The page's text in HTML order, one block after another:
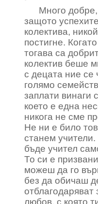
Много добре,
защото
колектива,
постигне.
тогава са
колектив беше
с децата ние се
голямо
заплати винаги
което е една
никога не сме
Не ни е било
станем
бъде учител
То си е
можеш да го
без да обичаш
отблагодаряват
любов, с която